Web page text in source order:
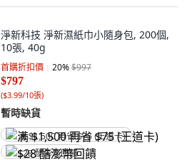
淨新科技 淨新濕紙巾小隨身包, 200個,
10張, 40g
首購折扣價 20%$997
$797
($3.99/10張)
暫時缺貨
满 $1,500 再省 $75 (王道卡)
$28 酷澎幣回饋